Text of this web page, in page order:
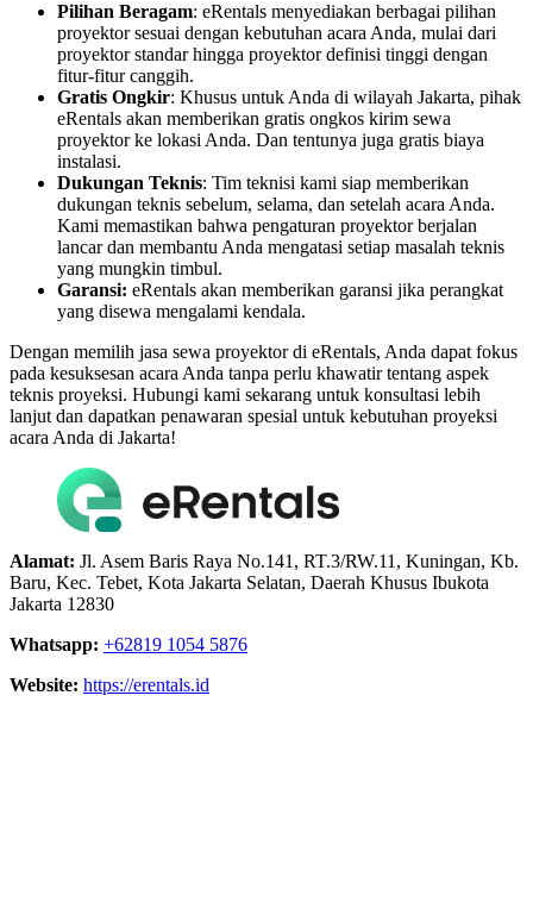
Pilihan Beragam: eRentals menyediakan berbagai pilihan
proyektor sesuai dengan kebutuhan acara Anda, mulai dari
proyektor standar hingga proyektor definisi tinggi dengan
fitur-fitur canggih.
Gratis Ongkir: Khusus untuk Anda di wilayah Jakarta, pihak
eRentals akan memberikan gratis ongkos kirim sewa
proyektor ke lokasi Anda. Dan tentunya juga gratis biaya
instalasi.
Dukungan Teknis: Tim teknisi kami siap memberikan
dukungan teknis sebelum, selama, dan setelah acara Anda.
Kami memastikan bahwa pengaturan proyektor berjalan
lancar dan membantu Anda mengatasi setiap masalah teknis
yang mungkin timbul.
Garansi: eRentals akan memberikan garansi jika perangkat
yang disewa mengalami kendala.
Dengan memilih jasa sewa proyektor di eRentals, Anda dapat fokus
pada kesuksesan acara Anda tanpa perlu khawatir tentang aspek
teknis proyeksi. Hubungi kami sekarang untuk konsultasi lebih
lanjut dan dapatkan penawaran spesial untuk kebutuhan proyeksi
acara Anda di Jakarta!
Alamat: Jl. Asem Baris Raya No.141, RT.3/RW.11, Kuningan, Kb.
Baru, Kec. Tebet, Kota Jakarta Selatan, Daerah Khusus Ibukota
Jakarta 12830
Whatsapp: +62819 1054 5876
Website: https://erentals.id